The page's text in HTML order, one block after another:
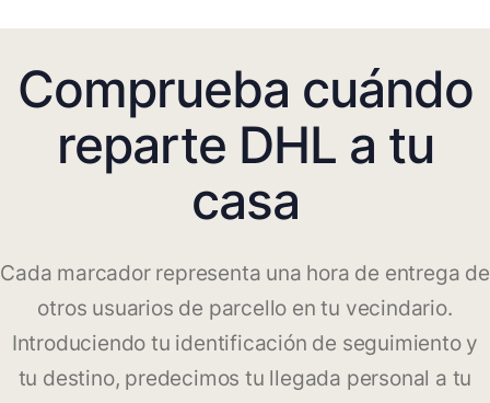
Comprueba cuándo
reparte DHL a tu
casa
Cada marcador representa una hora de entrega de
otros usuarios de parcello en tu vecindario.
Introduciendo tu identificación de seguimiento y
tu destino, predecimos tu llegada personal a tu